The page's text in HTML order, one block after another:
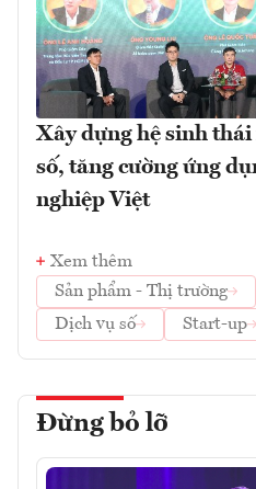
Xây dựng hệ sinh
số, tăng cường ứng
nghiệp Việt
Xem thêm
Sản phẩm - Thị trường
Dịch vụ số
Start-up
Đừng bỏ lỡ